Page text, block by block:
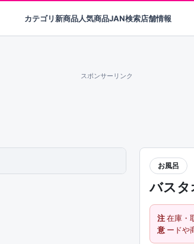
カテゴリ新商品人気商品JAN検索店舗情報
スポンサーリンク
お風呂
バスタ
注
意
在庫・
ードや